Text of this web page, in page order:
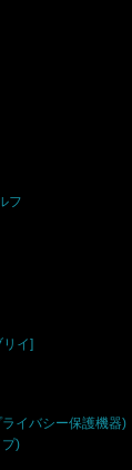
フ
イ]
イバシー保護機器)
)